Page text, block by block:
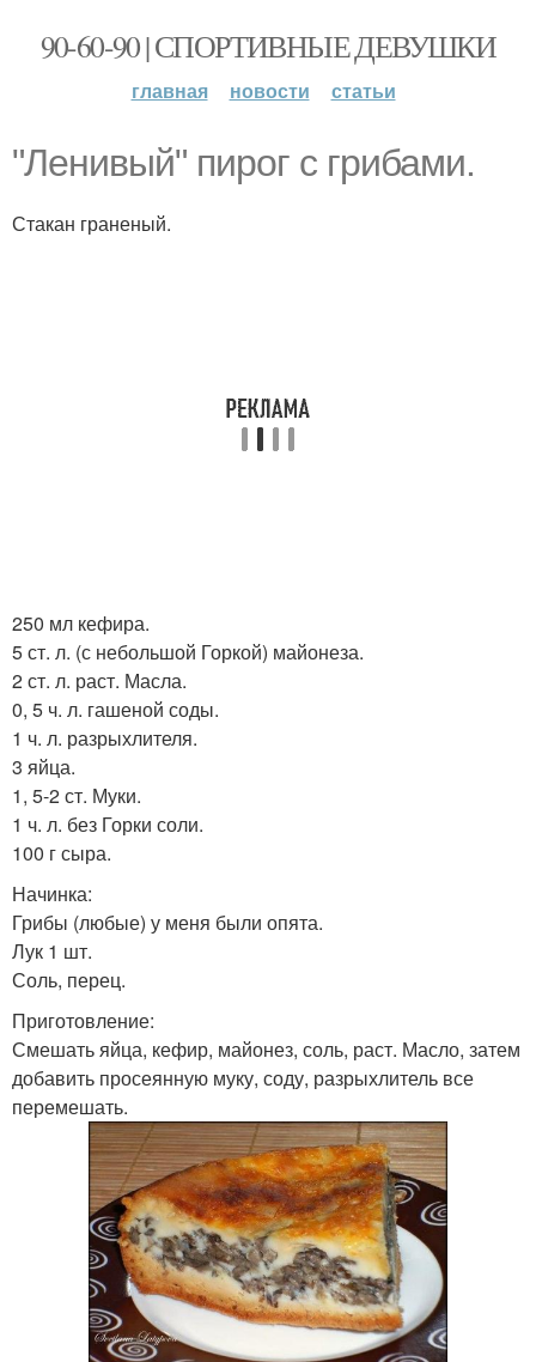
90-60-90 | СПОРТИВНЫЕ ДЕВУШКИ
главная новости статьи
"Ленивый" пирог с грибами.
Стакан граненый.
250 мл кефира.
5 ст. л. (с небольшой Горкой) майонеза.
2 ст. л. раст. Масла.
0, 5 ч. л. гашеной соды.
1 ч. л. разрыхлителя.
3 яйца.
1, 5-2 ст. Муки.
1 ч. л. без Горки соли.
100 г сыра.
Начинка:
Грибы (любые) у меня были опята.
Лук 1 шт.
Соль, перец.
Приготовление:
Смешать яйца, кефир, майонез, соль, раст. Масло, затем
добавить просеянную муку, соду, разрыхлитель все
перемешать.